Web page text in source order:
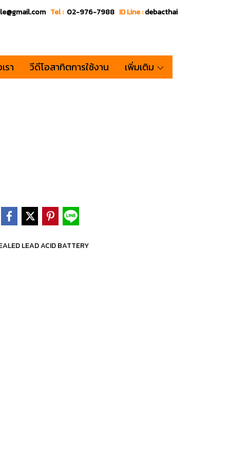
Tel : 02-976-7988 ID Line :debacthai
รา วีดีโอสาทิตการใช้งาน เพิ่มเติม
LEAD ACID BATTERY